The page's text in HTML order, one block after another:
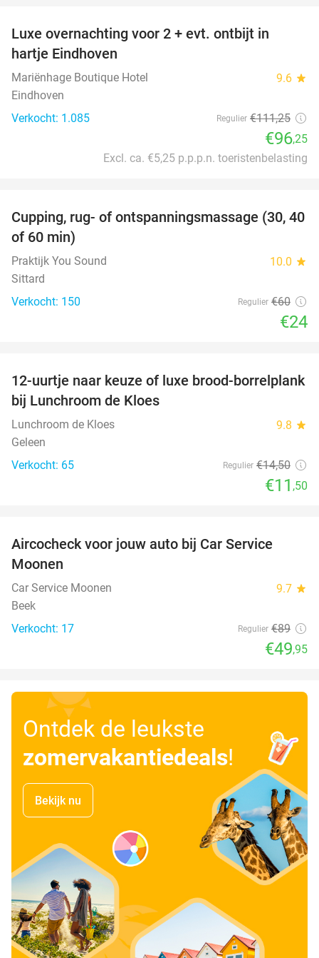
Luxe overnachting voor 2 + evt. ontbijt in
hartje Eindhoven
Mariënhage Boutique Hotel 9.6 star
Eindhoven
Verkocht: 1.085
Regulier €111,25
€96,25
Excl. ca. €5,25 p.p.p.n. toeristenbelasting
60%
Cupping, rug- of ontspanningsmassage (30, 40
of 60 min)
Praktijk You Sound 10.0 star
Sittard
Verkocht: 150
Regulier €60
€24
21%
12-uurtje naar keuze of luxe brood-borrelplank
bij Lunchroom de Kloes
Lunchroom de Kloes 9.8 star
Geleen
Verkocht: 65
Regulier €14,50
€11 ,50
Aircocheck voor jouw auto bij Car Service
Moonen
Car Service Moonen 9.7 star
Beek
Verkocht: 17
Regulier €89
€49,95
Ontdek de leukste
zomervakantiedeals!
Bekijk nu